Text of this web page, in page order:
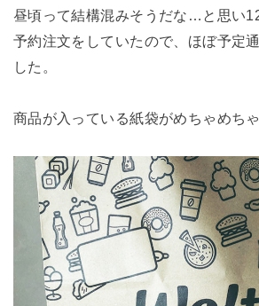
昼頃って結構混みそうだな…と思い
予約注文をしていたので、ほぼ予定
した。
商品が入っている紙袋がめちゃめち